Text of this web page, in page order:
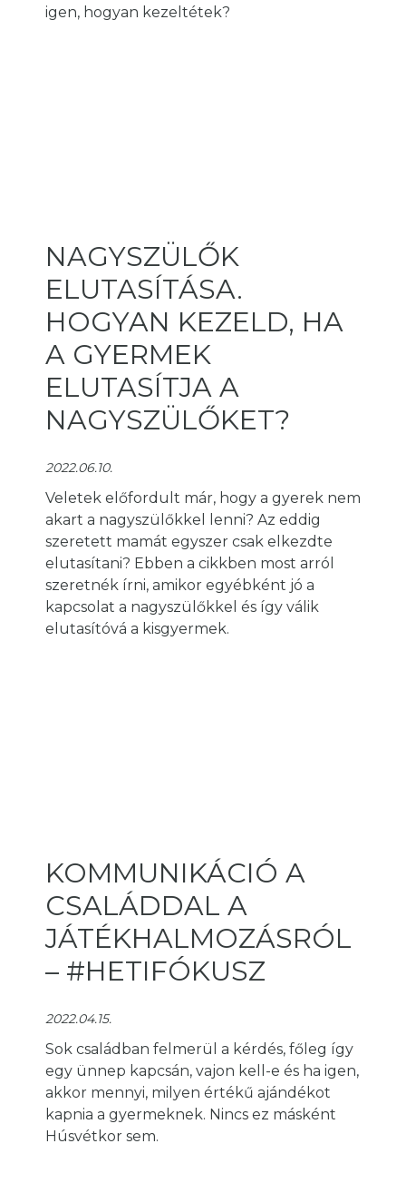
igen, hogyan kezeltétek?
NAGYSZÜLŐK
ELUTASÍTÁSA.
HOGYAN KEZELD, HA
A GYERMEK
ELUTASÍTJA A
NAGYSZÜLŐKET?
2022.06.10.
Veletek előfordult már, hogy a gyerek nem
akart a nagyszülőkkel lenni? Az eddig
szeretett mamát egyszer csak elkezdte
elutasítani? Ebben a cikkben most arról
szeretnék írni, amikor egyébként jó a
kapcsolat a nagyszülőkkel és így válik
elutasítóvá a kisgyermek.
KOMMUNIKÁCIÓ A
CSALÁDDAL A
JÁTÉKHALMOZÁSRÓL
– #HETIFÓKUSZ
2022.04.15.
Sok családban felmerül a kérdés, főleg így
egy ünnep kapcsán, vajon kell-e és ha igen,
akkor mennyi, milyen értékű ajándékot
kapnia a gyermeknek. Nincs ez másként
Húsvétkor sem.